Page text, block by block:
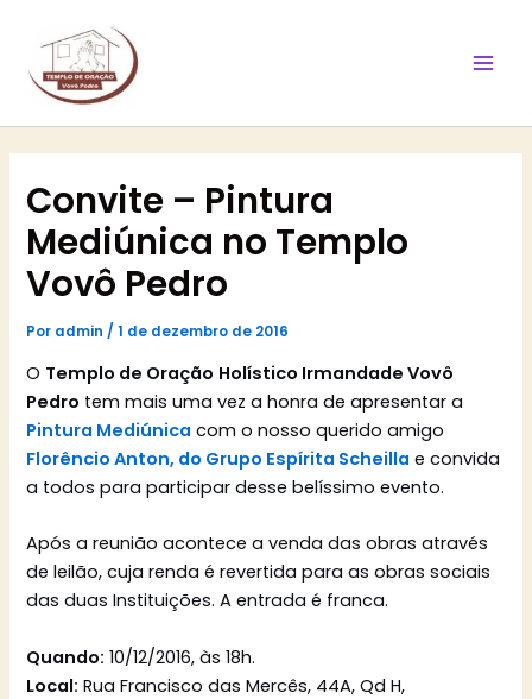
conteúdo
Convite – Pintura
Mediúnica no Templo
Vovô Pedro
Por admin /1 de dezembro de 2016
O Templo de Oração Holístico Irmandade Vovô
Pedro tem mais uma vez a honra de apresentar a
Pintura Mediúnica com o nosso querido amigo
Florêncio Anton, do Grupo Espírita Scheilla e convida
a todos para participar desse belíssimo evento.
Após a reunião acontece a venda das obras através
de leilão, cuja renda é revertida para as obras sociais
das duas Instituições. A entrada é franca.
Quando: 10/12/2016, às 18h.
Local: Rua Francisco das Mercês, 44A, Qd H,